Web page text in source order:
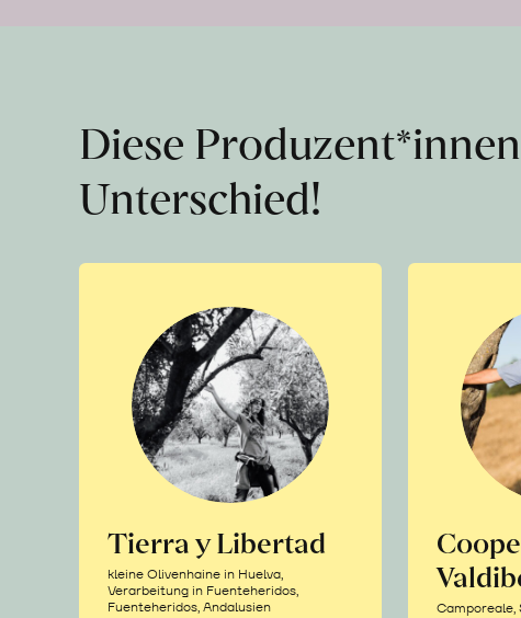
Diese
Unterschied!
Tierra y Libertad
kleine Olivenhaine in Huelva,
Verarbeitung in Fuenteheridos,
Fuenteheridos, Andalusien
Camporeale,